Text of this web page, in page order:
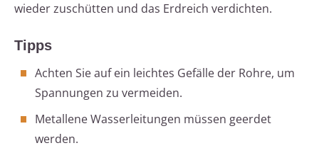
wieder zuschütten und das Erdreich verdichten.
Tipps
Achten Sie auf ein leichtes Gefälle der Rohre, um
Spannungen zu vermeiden.
Metallene Wasserleitungen müssen geerdet
werden.